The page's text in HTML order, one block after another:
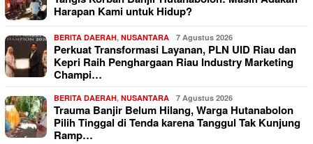
Harapan Kami untuk Hidup?
BERITA DAERAH, NUSANTARA 7 Agustus 2026
Perkuat Transformasi Layanan, PLN UID Riau dan
Kepri Raih Penghargaan Riau Industry Marketing
Champi…
BERITA DAERAH, NUSANTARA 7 Agustus 2026
Trauma Banjir Belum Hilang, Warga Hutanabolon
Pilih Tinggal di Tenda karena Tanggul Tak Kunjung
Ramp…